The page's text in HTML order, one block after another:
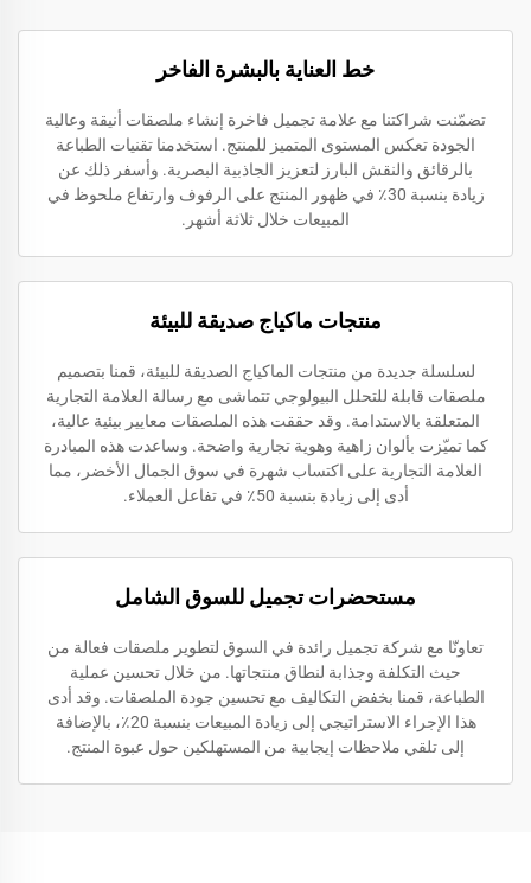
خط العناية بالبشرة الفاخر
تضمّنت شراكتنا مع علامة تجميل فاخرة إنشاء ملصقات أنيقة وعالية
الجودة تعكس المستوى المتميز للمنتج. استخدمنا تقنيات الطباعة
بالرقائق والنقش البارز لتعزيز الجاذبية البصرية. وأسفر ذلك عن
زيادة بنسبة 30٪ في ظهور المنتج على الرفوف وارتفاع ملحوظ في
المبيعات خلال ثلاثة أشهر.
منتجات ماكياج صديقة للبيئة
لسلسلة جديدة من منتجات الماكياج الصديقة للبيئة، قمنا بتصميم
ملصقات قابلة للتحلل البيولوجي تتماشى مع رسالة العلامة التجارية
المتعلقة بالاستدامة. وقد حققت هذه الملصقات معايير بيئية عالية،
كما تميّزت بألوان زاهية وهوية تجارية واضحة. وساعدت هذه المبادرة
العلامة التجارية على اكتساب شهرة في سوق الجمال الأخضر، مما
أدى إلى زيادة بنسبة 50٪ في تفاعل العملاء.
مستحضرات تجميل للسوق الشامل
تعاونّا مع شركة تجميل رائدة في السوق لتطوير ملصقات فعالة من
حيث التكلفة وجذابة لنطاق منتجاتها. من خلال تحسين عملية
الطباعة، قمنا بخفض التكاليف مع تحسين جودة الملصقات. وقد أدى
هذا الإجراء الاستراتيجي إلى زيادة المبيعات بنسبة 20٪، بالإضافة
إلى تلقي ملاحظات إيجابية من المستهلكين حول عبوة المنتج.